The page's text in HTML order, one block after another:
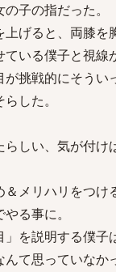
子の指だった。
上げると、両膝を
いる僕子と視線
が挑戦的にそうい
した。
らしい、気が付け
メリハリをつけ
る事に。
」を説明する僕子
て思っていなか